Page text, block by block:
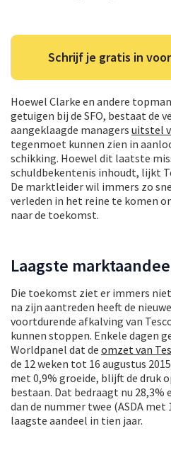
Schrijf je gratis in
Hoewel Clarke en andere
getuigen bij de SFO, bestaat de
aangeklaagde managers uitstel
tegenmoet kunnen zien in
schikking. Hoewel dit laatste
schuldbekentenis inhoudt, lijkt
De marktleider wil immers zo
verleden in het reine te komen
naar de toekomst.
Laagste
Die toekomst ziet er immers
na zijn aantreden heeft de nieuwe
voortdurende afkalving van
kunnen stoppen. Enkele dagen
Worldpanel dat de omzet van
de 12 weken tot 16 augustus
met 0,9% groeide, blijft de druk
bestaan. Dat bedraagt nu 28,3%
dan de nummer twee (ASDA met
laagste aandeel in tien jaar.